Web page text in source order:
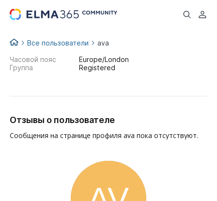
...
Все пользователи ava
Часовой пояс
Europe/London
Группа
Registered
Отзывы о пользователе
Сообщения на странице профиля ava пока отсутствуют.